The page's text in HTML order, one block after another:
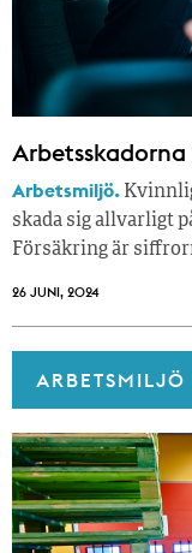
Arbetsmiljö.
skada sig allvarligt
Försäkring är
26 JUNI, 2024
ARBETSMILJÖ